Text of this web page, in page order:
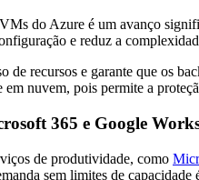
do Azure é um avanço
e reduz a
de recursos e garante que os
nuvem, pois permite a
365 e Google
de produtividade, como
sem limites de